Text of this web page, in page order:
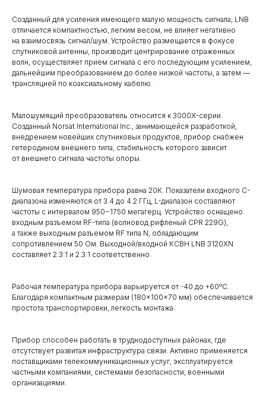
Созданный для усиления имеющего малую мощность сигнала, LNB
отличается компактностью, легким весом, не влияет негативно
на взаимосвязь сигнал/шум. Устройство размещается в фокусе
спутниковой антенны, производит центрирование отраженных
волн, осуществляет прием сигнала с его последующим усилением,
дальнейшим преобразованием до более низкой частоты, а затем —
трансляцией по коаксиальному кабелю.
Малошумящий преобразователь относится к 3000X-серии.
Созданный Norsat International Inc., занимающейся разработкой,
внедрением новейших спутниковых продуктов, прибор снабжен
гетеродином внешнего типа, стабильность которого зависит
от внешнего сигнала частоты опоры.
Шумовая температура прибора равна 20К. Показатели входного C-
диапазона изменяются от 3.4 до 4.2 ГГц, L-диапазон составляют
частоты с интервалом 950−1750 мегагерц. Устройство оснащено
входным разъемом RF-типа (волновод рифленый CPR 229G),
а также выходным разъемом RF типа N, обладающим
сопротивлением 50 Ом. Выходной/входной КСВН LNB 3120XN
составляет 2.3:1 и 2.3:1 соответственно.
Рабочая температура прибора варьируется от -40 до +60ºC.
Благодаря компактным размерам (180×100×70 мм) обеспечивается
простота транспортировки, легкость монтажа.
Прибор способен работать в труднодоступных районах, где
отсутствует развитая инфраструктура связи. Активно применяется
поставщиками телекоммуникационных услуг, эксплуатируется
частными компаниями, системами безопасности, военными
организациями.